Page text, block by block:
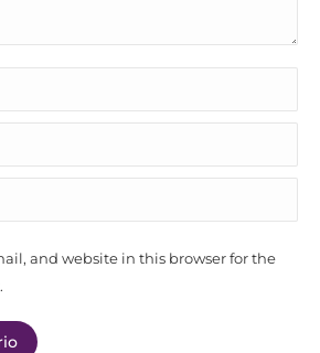
and website in this browser for the